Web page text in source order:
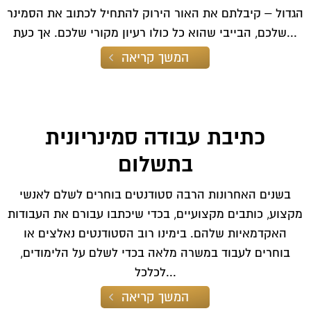
הגדול – קיבלתם את האור הירוק להתחיל לכתוב את הסמינר
שלכם, הבייבי שהוא כל כולו רעיון מקורי שלכם. אך כעת...
המשך קריאה
כתיבת עבודה סמינריונית
בתשלום
בשנים האחרונות הרבה סטודנטים בוחרים לשלם לאנשי
מקצוע, כותבים מקצועיים, בכדי שיכתבו עבורם את העבודות
האקדמאיות שלהם. בימינו רוב הסטודנטים נאלצים או
בוחרים לעבוד במשרה מלאה בכדי לשלם על הלימודים,
לכלכל...
המשך קריאה